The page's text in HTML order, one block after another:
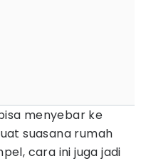
menyebar ke
suasana rumah
cara ini juga jadi